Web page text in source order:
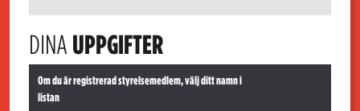
DINA UPPGIFTER
Om du är registrerad styrelsemedlem, välj ditt namn i
listan